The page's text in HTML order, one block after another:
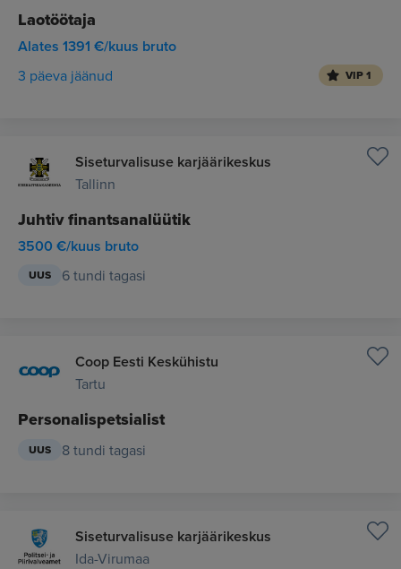
Laotöötaja
Alates 1391 €/kuus bruto
3 päeva jäänud VIP 1
Siseturvalisuse karjäärikeskus
Tallinn
Juhtiv finantsanalüütik
3500 €/kuus bruto
UUS 6 tundi tagasi
Coop Eesti Keskühistu
Tartu
Personalispetsialist
UUS 8 tundi tagasi
Siseturvalisuse karjäärikeskus
Ida-Virumaa